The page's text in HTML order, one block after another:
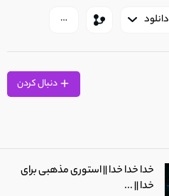
دانلود
خدا خدا خدا || استوری مذهبی برای
خدا || ...